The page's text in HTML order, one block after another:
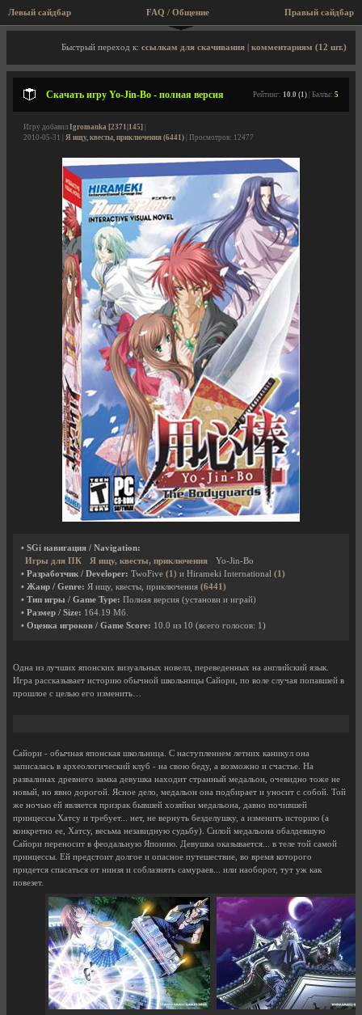
Левый сайдбар Правый сайдбар
FAQ / Общение
Описание игры, скриншоты, видео
Быстрый переход к: ссылкам для скачивания комментариям (12 шт.)
Скачать игру Yo-Jin-Bo - полная версия Рейтинг: 10.0 (1) | Баллы: 5
Игру добавил Igromanka [2371|145]
2010-05-31 | Я ищу, квесты, приключения (6441) | Просмотров: 12477
• SGi навигация / Navigation:
Игры для ПК
Я ищу, квесты, приключения
Yo-Jin-Bo
• Разработчик / Developer: TwoFive (1) и Hirameki International (1)
• Жанр / Genre: Я ищу, квесты, приключения (6441)
• Тип игры / Game Type: Полная версия (установи и играй)
• Размер / Size: 164.19 Мб.
• Оценка игроков / Game Score: 10.0 из 10 (всего голосов: 1 )
Одна из лучших японских визуальных новелл, переведенных на английский язык.
Игра рассказывает историю обычной школьницы Сайори, по воле случая попавшей в
прошлое с целью его изменить…
Сайори - обычная японская школьница. С наступлением летних каникул она
записалась в археологический клуб - на свою беду, а возможно и счастье. На
развалинах древнего замка девушка находит странный медальон, очевидно тоже не
новый, но явно дорогой. Ясное дело, медальон она подбирает и уносит с собой. Той
же ночью ей является призрак бывшей хозяйки медальона, давно почившей
принцессы Хатсу и требует... нет, не вернуть безделушку, а изменить историю (а
конкретно ее, Хатсу, весьма незавидную судьбу). Силой медальона обалдевшую
Сайори переносит в феодальную Японию. Девушка оказывается... в теле той самой
принцессы. Ей предстоит долгое и опасное путешествие, во время которого
придется спасаться от нинзя и соблазнять самураев... или наоборот, тут уж как
повезет.